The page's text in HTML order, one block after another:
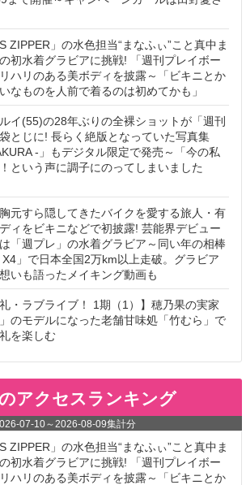
ZIPPER」の水色担当“まなふぃ”こと真中ま
初水着グラビアに挑戦! 「週刊プレイボー
ハリのある美ボディを披露～「ビキニとか
なものを人前で着るのは初めてかも」
イ(55)の28年ぶりの全裸ショットが「週刊
とじに! 長らく絶版となっていた写真集
-」もデジタル限定で発売～「今の私
という声に調子にのってしまいました
元すら隠してきたバイクを愛する旅人・有
ィをビキニなどで初披露! 芸能界デビュー
「週プレ」の水着グラビア～同い年の相棒
X4」で日本全国2万km以上走破。グラビア
いも語ったメイキング動画も
礼・ラブライブ！ 1期（1）】穂乃果の実家
」のモデルになった老舗甘味処「竹むら」で
を楽しむ
アクセスランキング
07-10～2026-08-09集計分
ZIPPER」の水色担当“まなふぃ”こと真中ま
初水着グラビアに挑戦! 「週刊プレイボー
ハリのある美ボディを披露～「ビキニとか